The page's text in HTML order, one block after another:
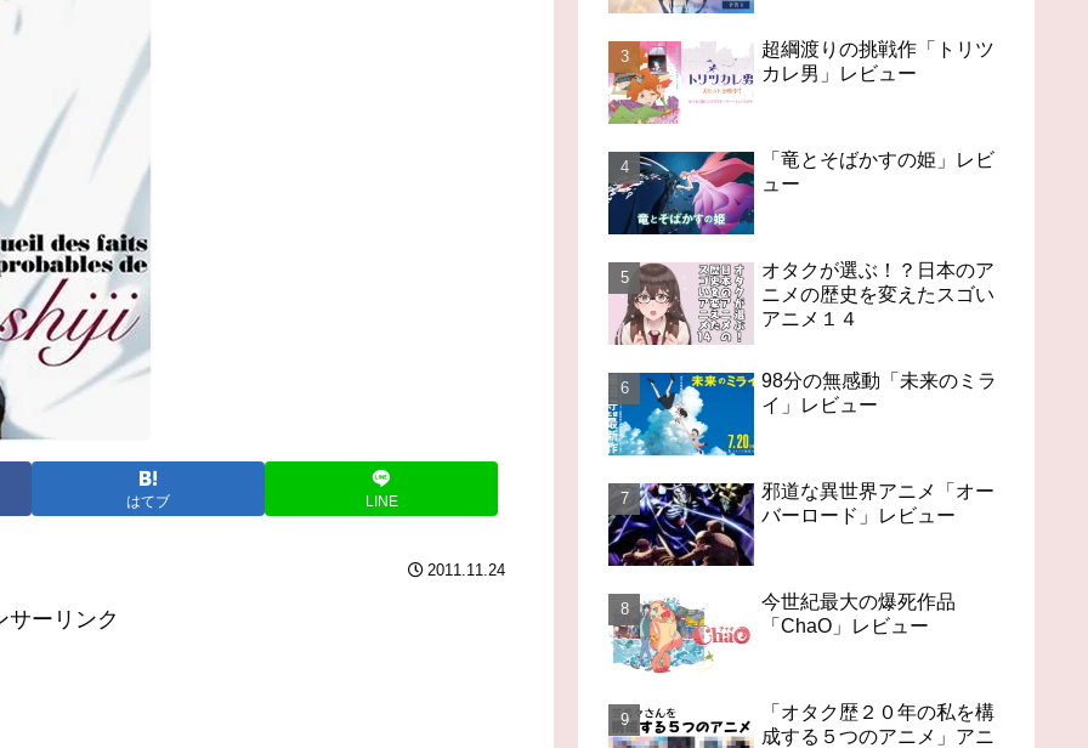
はてブ LINE
2011.11.24
サーリンク
超綱渡りの挑戦作「トリツ
カレ男」レビュー
「竜とそばかすの姫」レビ
ュー
オタクが選ぶ！？日本のア
ニメの歴史を変えたスゴい
アニメ１４
98分の無感動「未来のミラ
イ」レビュー
邪道な異世界アニメ「オー
バーロード」レビュー
今世紀最大の爆死作品
「ChaO」レビュー
「オタク歴２０年の私を構
成する５つのアニメ」アニ